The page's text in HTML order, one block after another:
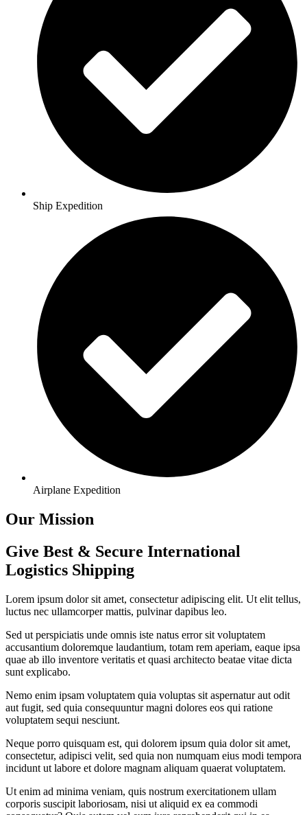
Ship Expedition
Airplane Expedition
Our Mission
Give Best & Secure International
Logistics Shipping
Lorem ipsum dolor sit amet, consectetur adipiscing elit. Ut elit tellus,
luctus nec ullamcorper mattis, pulvinar dapibus leo.
Sed ut perspiciatis unde omnis iste natus error sit voluptatem
accusantium doloremque laudantium, totam rem aperiam, eaque ipsa
quae ab illo inventore veritatis et quasi architecto beatae vitae dicta
sunt explicabo.
Nemo enim ipsam voluptatem quia voluptas sit aspernatur aut odit
aut fugit, sed quia consequuntur magni dolores eos qui ratione
voluptatem sequi nesciunt.
Neque porro quisquam est, qui dolorem ipsum quia dolor sit amet,
consectetur, adipisci velit, sed quia non numquam eius modi tempora
incidunt ut labore et dolore magnam aliquam quaerat voluptatem.
Ut enim ad minima veniam, quis nostrum exercitationem ullam
corporis suscipit laboriosam, nisi ut aliquid ex ea commodi